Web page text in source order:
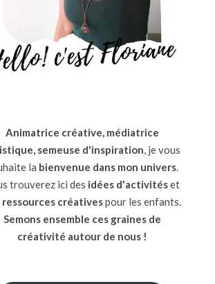
Animatrice créative, médiatrice
semeuse d'inspiration, je vous
la bienvenue dans mon univers.
trouverez ici des idées d'activitéset
ressources créativespour les enfants.
Semons ensemble ces graines de
créativité autour de nous !